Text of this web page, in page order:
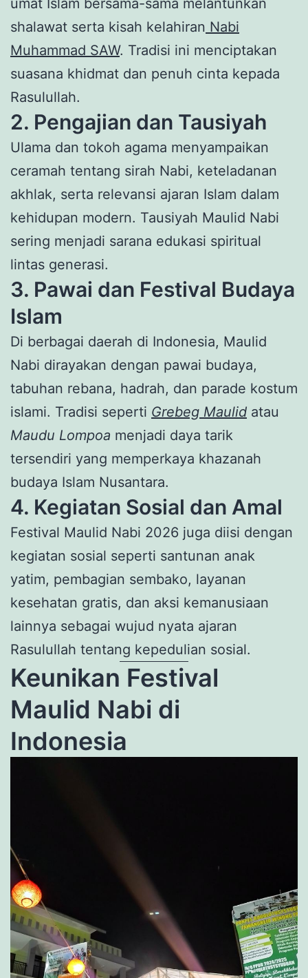
shalawat serta kisah kelahiran Nabi
Muhammad SAW. Tradisi ini menciptakan
suasana khidmat dan penuh cinta kepada
Rasulullah.
2. Pengajian dan Tausiyah
Ulama dan tokoh agama menyampaikan
ceramah tentang sirah Nabi, keteladanan
akhlak, serta relevansi ajaran Islam dalam
kehidupan modern. Tausiyah Maulid Nabi
sering menjadi sarana edukasi spiritual
lintas generasi.
3. Pawai dan Festival Budaya
Islam
Di berbagai daerah di Indonesia, Maulid
Nabi dirayakan dengan pawai budaya,
tabuhan rebana, hadrah, dan parade kostum
islami. Tradisi seperti Grebeg Maulid atau
Maudu Lompoa menjadi daya tarik
tersendiri yang memperkaya khazanah
budaya Islam Nusantara.
4. Kegiatan Sosial dan Amal
Festival Maulid Nabi 2026 juga diisi dengan
kegiatan sosial seperti santunan anak
yatim, pembagian sembako, layanan
kesehatan gratis, dan aksi kemanusiaan
lainnya sebagai wujud nyata ajaran
Rasulullah tentang kepedulian sosial.
Keunikan Festival
Maulid Nabi di
Indonesia